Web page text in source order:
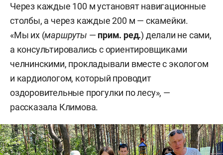
Через каждые 100 м установят навигационные
столбы, а через каждые 200 м — скамейки.
«Мы их (маршруты — прим. ред.) делали не сами,
а консультировались с ориентировщиками
челнинскими, прокладывали вместе с экологом
и кардиологом, который проводит
оздоровительные прогулки по лесу», —
рассказала Климова.